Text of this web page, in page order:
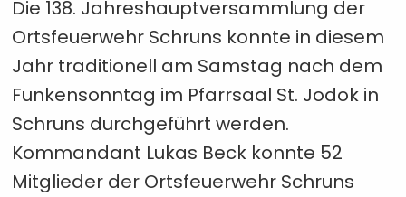
Die 138. Jahreshauptversammlung der
Ortsfeuerwehr Schruns konnte in diesem
Jahr traditionell am Samstag nach dem
Funkensonntag im Pfarrsaal St. Jodok in
Schruns durchgeführt werden.
Kommandant Lukas Beck konnte 52
Mitglieder der Ortsfeuerwehr Schruns